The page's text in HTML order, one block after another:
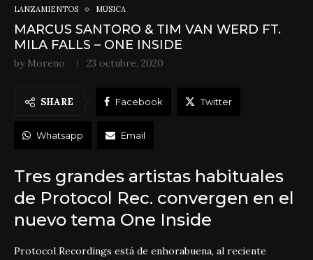
LANZAMIENTOS MÚSICA
MARCUS SANTORO & TIM VAN WERD FT.
MILA FALLS – ONE INSIDE
by Moreno 23 octubre, 2020
SHARE Facebook Twitter
Whatsapp Email
Tres grandes artistas habituales
de Protocol Rec. convergen en el
nuevo tema One Inside
Protocol Recordings está de enhorabuena, al reciente